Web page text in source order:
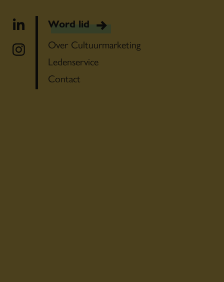
Word lid
Over Cultuurmarketing
Ledenservice
Contact